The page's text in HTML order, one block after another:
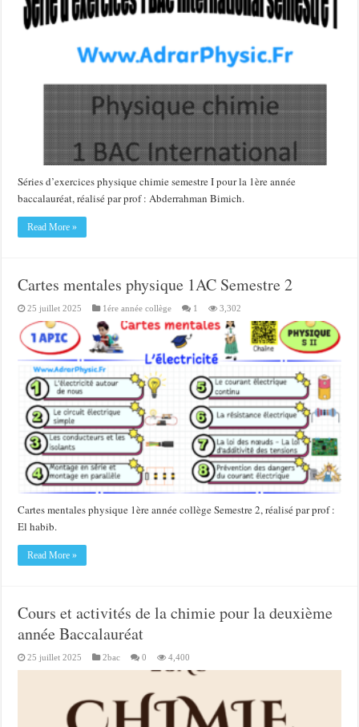
Séries d’exercices physique chimie semestre I pour la 1ère année
baccalauréat, réalisé par prof : Abderrahman Bimich.
Read More »
Cartes mentales physique 1AC Semestre 2
25 juillet 2025 1ére année collège 1 3,302
Cartes mentales physique 1ère année collège Semestre 2, réalisé par prof :
El habib.
Read More »
Cours et activités de la chimie pour la deuxième
année Baccalauréat
25 juillet 2025 2bac 0 4,400